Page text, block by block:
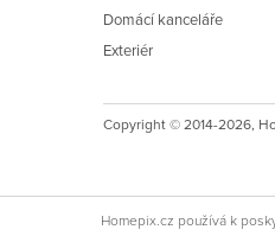
Domácí kanceláře
Exteriér
Copyright © 2014-2026,
Homepix.cz používá k